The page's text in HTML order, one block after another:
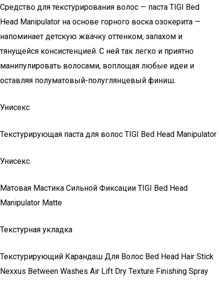
Средство для текстурирования волос — паста TIGI Bed
Head Manipulator на основе горного воска озокерита —
напоминает детскую жвачку оттенком, запахом и
тянущейся консистенцией. С ней так легко и приятно
манипулировать волосами, воплощая любые идеи и
оставляя полуматовый-полуглянцевый финиш.
Унисекс
Текстурирующая паста для волос TIGI Bed Head Manipulator
Унисекс
Матовая Мастика Сильной Фиксации TIGI Bed Head
Manipulator Matte
Текстурная укладка
Текстурирующий Карандаш Для Волос Bed Head Hair Stick
Nexxus Between Washes Air Lift Dry Texture Finishing Spray